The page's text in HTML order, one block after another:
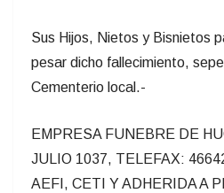
Sus Hijos, Nietos y Bisnietos
pesar dicho fallecimiento,
Cementerio local.-
EMPRESA FUNEBRE DE
JULIO 1037, TELEFAX:
AEFI, CETI Y ADHERIDA A